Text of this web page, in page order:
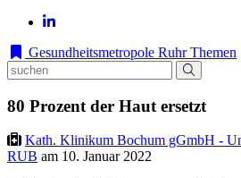
Gesundheitsmetropole Ruhr Themen
80 Prozent der Haut ersetzt
Kath. Klinikum Bochum gGmbH -
RUB am 10. Januar 2022